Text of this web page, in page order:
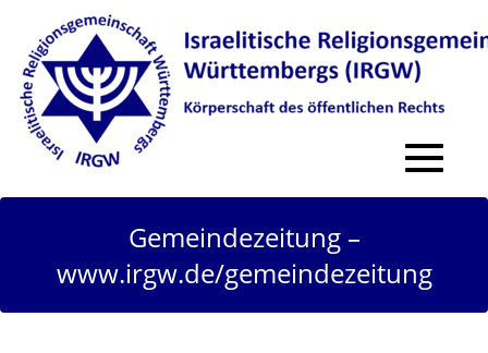
Toggle
Gemeindezeitung –
www.irgw.de/gemeindezeitung